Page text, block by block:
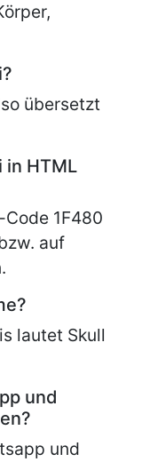
übersetzt
in HTML
1F480
auf
lautet Skull
und
und